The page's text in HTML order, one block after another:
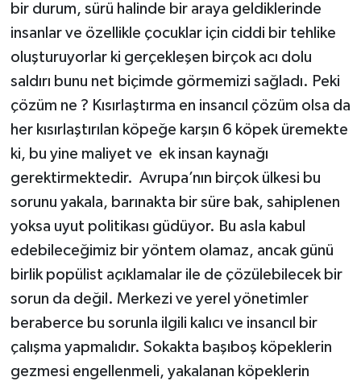
bir durum, sürü halinde bir araya geldiklerinde
insanlar ve özellikle çocuklar için ciddi bir tehlike
oluşturuyorlar ki gerçekleşen birçok acı dolu
saldırı bunu net biçimde görmemizi sağladı. Peki
çözüm ne ? Kısırlaştırma en insancıl çözüm olsa da
her kısırlaştırılan köpeğe karşın 6 köpek üremekte
ki, bu yine maliyet ve ek insan kaynağı
gerektirmektedir. Avrupa’nın birçok ülkesi bu
sorunu yakala, barınakta bir süre bak, sahiplenen
yoksa uyut politikası güdüyor. Bu asla kabul
edebileceğimiz bir yöntem olamaz, ancak günü
birlik popülist açıklamalar ile de çözülebilecek bir
sorun da değil. Merkezi ve yerel yönetimler
beraberce bu sorunla ilgili kalıcı ve insancıl bir
çalışma yapmalıdır. Sokakta başıboş köpeklerin
gezmesi engellenmeli, yakalanan köpeklerin